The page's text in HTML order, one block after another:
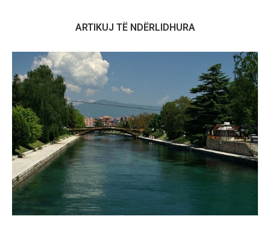
ARTIKUJ TË NDËRLIDHURA